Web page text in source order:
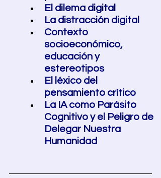
El dilema digital
La distracción digital
Contexto
socioeconómico,
educación y
estereotipos
El léxico del
pensamiento crítico
La IA como Parásito
Cognitivo y el Peligro de
Delegar Nuestra
Humanidad